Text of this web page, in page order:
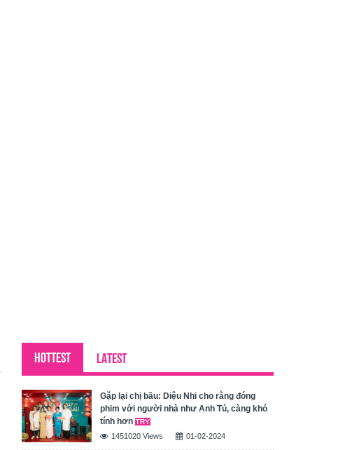
HOTTEST LATEST
Gặp lại chị bầu: Diệu Nhi cho rằng đóng
phim với người nhà như Anh Tú, càng khó
tính hơn
1451020 Views 01-02-2024